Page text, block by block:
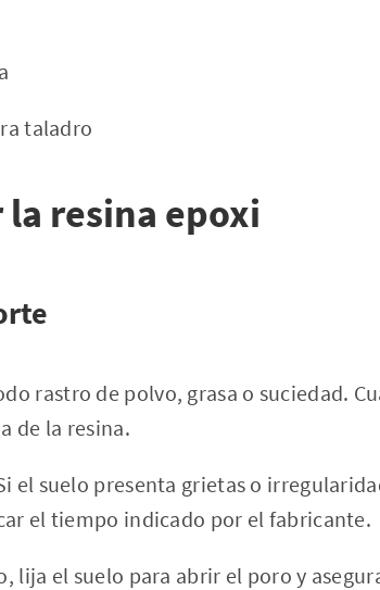
taladro
la resina epoxi
rastro de polvo, grasa o suciedad.
de la resina.
el suelo presenta grietas o
el tiempo indicado por el fabricante.
lija el suelo para abrir el poro y